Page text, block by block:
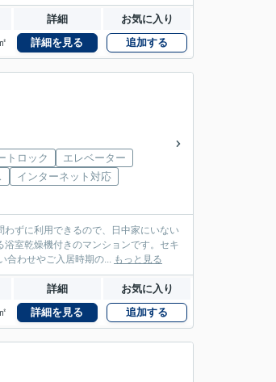
詳細 お気に入り
詳細を見る 追加する
トロック
エレベーター
インターネット対応
ずに利用できるので、日中家にいない
室乾燥機付きのマンションです。セキ
合わせやご入居時期の... もっと見る
詳細 お気に入り
詳細を見る 追加する